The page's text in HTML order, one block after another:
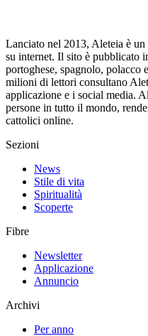
Lanciato nel 2013, Aleteia è
su internet. Il sito è pubblicato
portoghese, spagnolo, polacco
milioni di lettori consultano
applicazione e i social media.
persone in tutto il mondo,
cattolici online.
Sezioni
News
Stile di vita
Spiritualità
Scoperte
Fibre
Newsletter
Applicazione
Annuncio
Archivi
Per anno